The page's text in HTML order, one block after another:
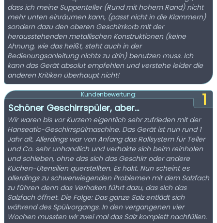
dass ich meine Suppenteller (Rund mit hohem Rand) nicht
mehr unten einräumen kann, (passt nicht in die Klammern)
sondern dazu den oberen Geschirrkorb mit der
herausstehenden metallischen Konstruktionen (keine
Ahnung, wie das heißt, steht auch in der
Bedienungsanleitung nichts zu drin) benutzen muss. Ich
kann das Gerät absolut empfehlen und verstehe leider die
anderen Kritiken überhaupt nicht!
1
Kundenbewertung:
Schöner Geschirrspüler, aber...
Wir waren bis vor Kurzem eigentlich sehr zufrieden mit der
Hanseatic-Geschirrspülmaschine. Das Gerät ist nun rund 1
Jahr alt. Allerdings war von Anfang das Rollsystem für Teller
und Co. sehr unhandlich und verhakte sich beim reinholen
und schieben, ohne das sich das Geschirr oder andere
Küchen-Utensilien querstellten. Es hakt. Nun scheint es
allerdings zu schwerwiegenden Problemen mit dem Salzfach
zu führen denn das Verhaken führt dazu, das sich das
Salzfach öffnet. Die Folge: Das ganze Salz entlädt sich
während des Spülvorgangs. In den vergangenen vier
Wochen mussten wir zwei mal das Salz komplett nachfüllen.